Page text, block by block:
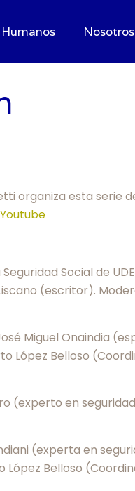
Nosotros
organiza esta serie
Youtube
Social de
(escritor).
Miguel Onaindia
López Belloso
(experto en
(experta en
Belloso